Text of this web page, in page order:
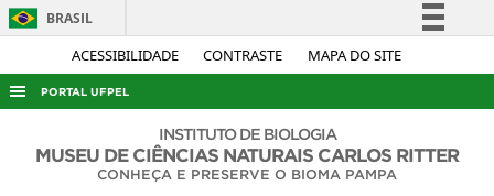
ACESSIBILIDADE CONTRASTE MAPA DO SITE
BRASIL
Simplifique!
Acesso à informação
Legislação
PORTAL UFPEL
ACESSO À INFORMAÇÃOINSTITUTO DE BIOLOGIA
MUSEU DE CIÊNCIAS NATURAIS CARLOS RITTER
CONHEÇA E PRESERVE O BIOMA PAMPA